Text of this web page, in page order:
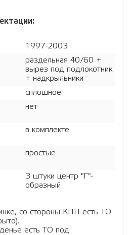
1997-2003
раздельная 40/60 +
вырез под подлокотник
+ надкрыльники
сплошное
нет
в комплекте
простые
3 штуки центр "Г"-
образный
со стороны КПП есть ТО
есть ТО под